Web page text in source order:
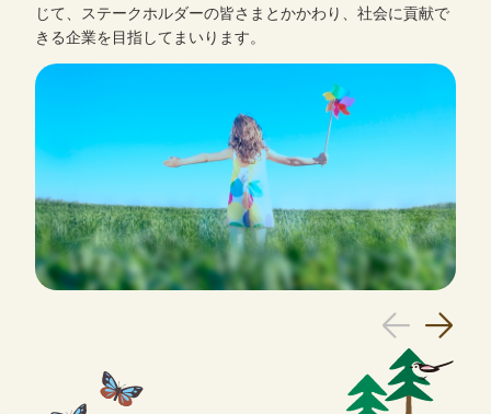
じて、ステークホルダーの皆さまとかかわり、社会に貢献で
きる企業を目指してまいります。